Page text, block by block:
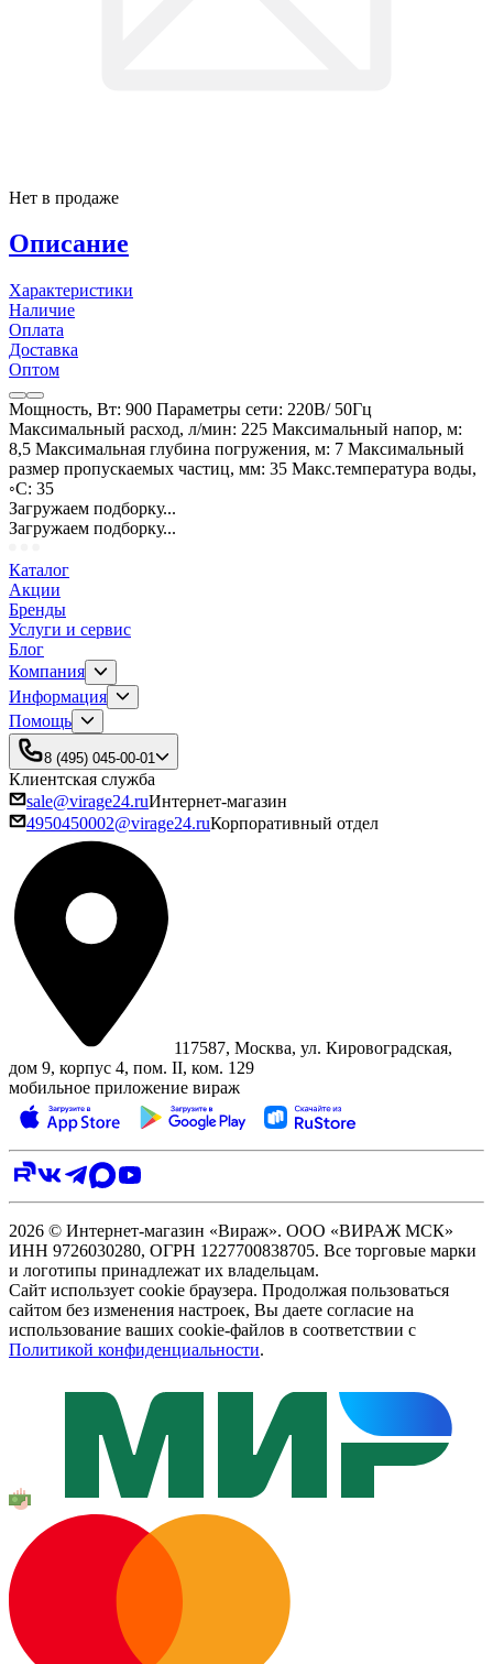
Нет в продаже
Описание
Характеристики
Наличие
Оплата
Доставка
Оптом
Мощность, Вт: 900 Параметры сети: 220В/ 50Гц
Максимальный расход, л/мин: 225 Максимальный напор, м:
8,5 Максимальная глубина погружения, м: 7 Максимальный
размер пропускаемых частиц, мм: 35 Макс.температура воды,
◦С: 35
Загружаем подборку...
Загружаем подборку...
Каталог
Акции
Бренды
Услуги и сервис
Блог
Компания
Информация
Помощь
8 (495) 045-00-01
Клиентская служба
sale@virage24.ruИнтернет-магазин
4950450002@virage24.ruКорпоративный отдел
117587, Москва, ул. Кировоградская,
дом 9, корпус 4, пом. II, ком. 129
мобильное приложение вираж
2026 © Интернет-магазин «Вираж». ООО «ВИРАЖ МСК»
ИНН 9726030280, ОГРН 1227700838705. Все торговые марки
и логотипы принадлежат их владельцам.
Сайт использует cookie браузера. Продолжая пользоваться
сайтом без изменения настроек, Вы даете согласие на
использование ваших cookie-файлов в соответствии с
Политикой конфиденциальности.